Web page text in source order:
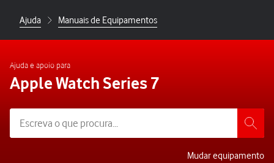
Ajuda Manuais de Equipamentos
Ajuda e apoio para
Apple Watch Series 7
Mudar equipamento